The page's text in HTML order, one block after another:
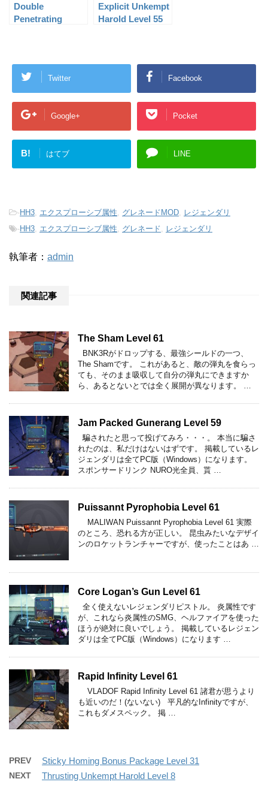
Double
Penetrating
Explicit Unkempt
Harold Level 55
Twitter Facebook
Google+ Pocket
B! はてブ LINE
-HH3 エクスプローシブ属性 グレネードMOD
レジェンダリ
-HH3 エクスプローシブ属性 グレネード レジェンダリ
執筆者： admin
関連記事
The Sham Level 61
BNK3Rがドロップする、最強シールドの一つ、
The Shamです。 これがあると、敵の弾丸を食らっ
ても、そのまま吸収して自分の弾丸にできますか
ら、あるとないとでは全く展開が異なります。 …
Jam Packed Gunerang Level 59
騙されたと思って投げてみろ・・・。 本当に騙さ
れたのは、私だけはないはずです。 掲載しているレ
ジェンダリは全てPC版（Windows）になります。
スポンサードリンク NURO光全員、貰 …
Puissannt Pyrophobia Level 61
MALIWAN Puissannt Pyrophobia Level 61 実際
のところ、恐れる方が正しい。 昆虫みたいなデザイ
ンのロケットランチャーですが、使ったことはあ …
Core Logan’s Gun Level 61
全く使えないレジェンダリピストル。 炎属性です
が、これなら炎属性のSMG、ヘルファイアを使った
ほうが絶対に良いでしょう。 掲載しているレジェン
ダリは全てPC版（Windows）になります …
Rapid Infinity Level 61
VLADOF Rapid Infinity Level 61 諸君が思うより
も近いのだ！(ないない) 平凡的なInfinityですが、
これもダメスペック。 掲 …
PREV Sticky Homing Bonus Package Level 31
NEXT Thrusting Unkempt Harold Level 8